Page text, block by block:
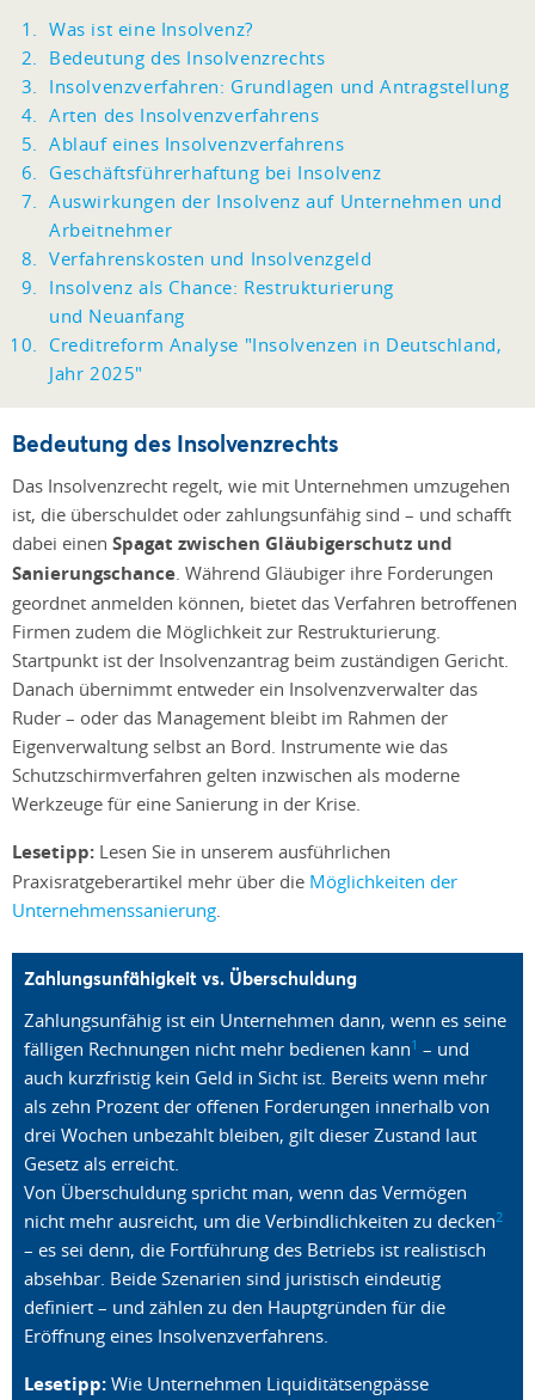
Was ist eine Insolvenz?
Bedeutung des Insolvenzrechts
Insolvenzverfahren: Grundlagen und Antragstellung
Arten des Insolvenzverfahrens
Ablauf eines Insolvenzverfahrens
Geschäftsführerhaftung bei Insolvenz
Auswirkungen der Insolvenz auf Unternehmen und
Arbeitnehmer
Verfahrenskosten und Insolvenzgeld
Insolvenz als Chance: Restrukturierung
und Neuanfang
Creditreform Analyse "Insolvenzen in Deutschland,
Jahr 2025"
Bedeutung des Insolvenzrechts
Das Insolvenzrecht regelt, wie mit Unternehmen umzugehen
ist, die überschuldet oder zahlungsunfähig sind – und schafft
dabei einen Spagat zwischen Gläubigerschutz und
Sanierungschance . Während Gläubiger ihre Forderungen
geordnet anmelden können, bietet das Verfahren betroffenen
Firmen zudem die Möglichkeit zur Restrukturierung.
Startpunkt ist der Insolvenzantrag beim zuständigen Gericht.
Danach übernimmt entweder ein Insolvenzverwalter das
Ruder – oder das Management bleibt im Rahmen der
Eigenverwaltung selbst an Bord. Instrumente wie das
Schutzschirmverfahren gelten inzwischen als moderne
Werkzeuge für eine Sanierung in der Krise.
Lesetipp: Lesen Sie in unserem ausführlichen
Praxisratgeberartikel mehr über die Möglichkeiten der
Unternehmenssanierung
Zahlungsunfähigkeit vs. Überschuldung
Zahlungsunfähig ist ein Unternehmen dann, wenn es seine
fälligen Rechnungen nicht mehr bedienen kann1 – und
auch kurzfristig kein Geld in Sicht ist. Bereits wenn mehr
als zehn Prozent der offenen Forderungen innerhalb von
drei Wochen unbezahlt bleiben, gilt dieser Zustand laut
Gesetz als erreicht.
Von Überschuldung spricht man, wenn das Vermögen
nicht mehr ausreicht, um die Verbindlichkeiten zu decken2
– es sei denn, die Fortführung des Betriebs ist realistisch
absehbar. Beide Szenarien sind juristisch eindeutig
definiert – und zählen zu den Hauptgründen für die
Eröffnung eines Insolvenzverfahrens.
Lesetipp: Wie Unternehmen Liquiditätsengpässe